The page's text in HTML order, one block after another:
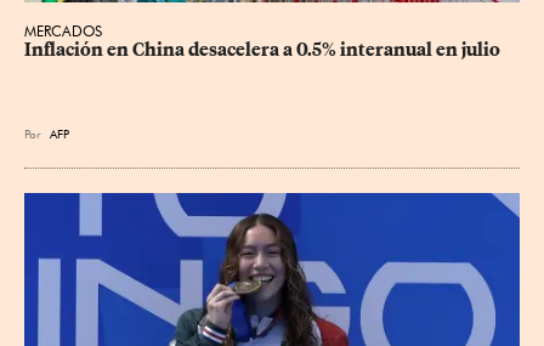
MERCADOS
Inflación en China desacelera a 0.5% interanual en julio
Por AFP